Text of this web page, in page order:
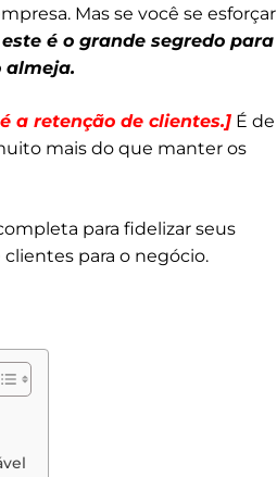
Mas se você se esforçar
este é o grande segredo para
almeja.
a retenção de clientes.] É de
mais do que manter os
para fidelizar seus
para o negócio.